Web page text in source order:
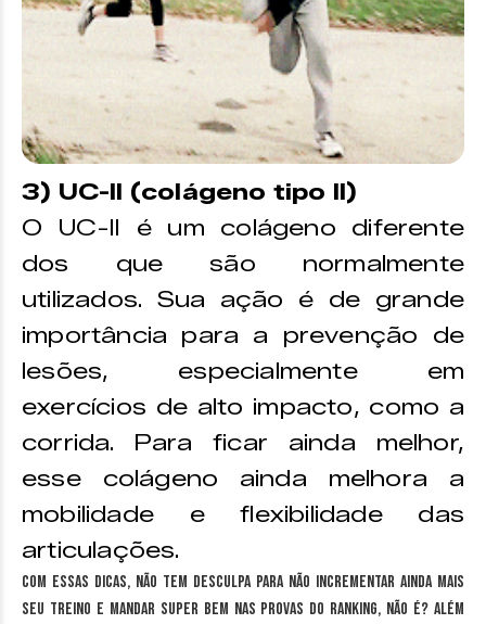
3) UC-II (colágeno tipo II)
O UC-II é um colágeno diferente
dos que são normalmente
utilizados. Sua ação é de grande
importância para a prevenção de
lesões, especialmente em
exercícios de alto impacto, como a
corrida. Para ficar ainda melhor,
esse colágeno ainda melhora a
mobilidade e flexibilidade das
articulações.
Com essas dicas, não tem desculpa para não incrementar ainda mais
seu treino e mandar super bem nas provas do Ranking, não é? Além